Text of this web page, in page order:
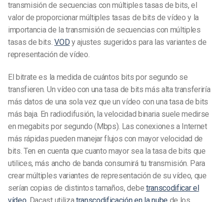
transmisión de secuencias con múltiples tasas de bits, el
valor de proporcionar múltiples tasas de bits de vídeo y la
importancia de la transmisión de secuencias con múltiples
tasas de bits.VOD y ajustes sugeridos para las variantes de
representación de vídeo.
El bitrate es la medida de cuántos bits por segundo se
transfieren. Un vídeo con una tasa de bits más alta transferiría
más datos de una sola vez que un vídeo con una tasa de bits
más baja. En radiodifusión, la velocidad binaria suele medirse
en megabits por segundo (Mbps). Las conexiones a Internet
más rápidas pueden manejar flujos con mayor velocidad de
bits. Ten en cuenta que cuanto mayor sea la tasa de bits que
utilices, más ancho de banda consumirá tu transmisión. Para
crear múltiples variantes de representación de su vídeo, que
serían copias de distintos tamaños, debe transcodificar el